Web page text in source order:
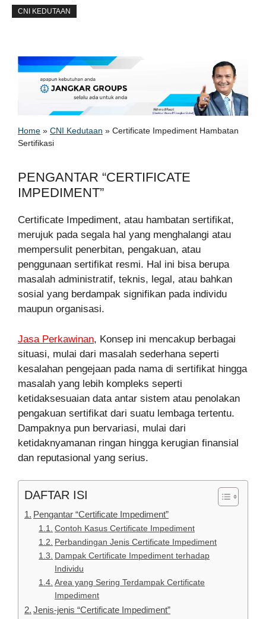
CNI KEDUTAAN
Home » CNI Kedutaan » Certificate Impediment Hambatan
Sertifikasi
PENGANTAR “CERTIFICATE
IMPEDIMENT”
Certificate Impediment, atau hambatan sertifikat,
merujuk pada segala hal yang menghalangi atau
mempersulit penerbitan, pengakuan, atau
penggunaan sertifikat resmi. Hal ini bisa berupa
masalah administratif, teknis, legal, atau bahkan
sosial yang berdampak signifikan pada individu
maupun organisasi.
Jasa Perkawinan, Konsep ini mencakup berbagai
situasi, mulai dari masalah sederhana seperti
kesalahan pengejaan pada nama di sertifikat hingga
masalah yang lebih kompleks seperti
ketidaksesuaian data antar sistem atau penolakan
pengakuan sertifikat dari suatu lembaga tertentu.
Dampaknya pun bervariasi, mulai dari
ketidaknyamanan ringan hingga kerugian finansial
dan reputasional yang serius.
DAFTAR ISI
Pengantar “Certificate Impediment”
Contoh Kasus Certificate Impediment
Perbandingan Jenis Certificate Impediment
Dampak Certificate Impediment terhadap
Individu
Area yang Sering Terdampak Certificate
Impediment
Jenis-jenis “Certificate Impediment”